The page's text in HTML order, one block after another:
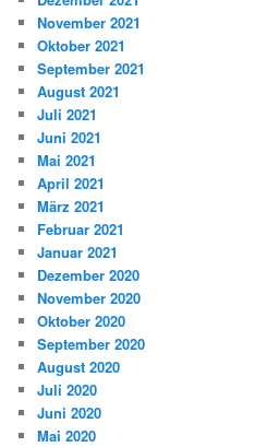
November 2021
Oktober 2021
September 2021
August 2021
Juli 2021
Juni 2021
Mai 2021
April 2021
März 2021
Februar 2021
Januar 2021
Dezember 2020
November 2020
Oktober 2020
September 2020
August 2020
Juli 2020
Juni 2020
Mai 2020